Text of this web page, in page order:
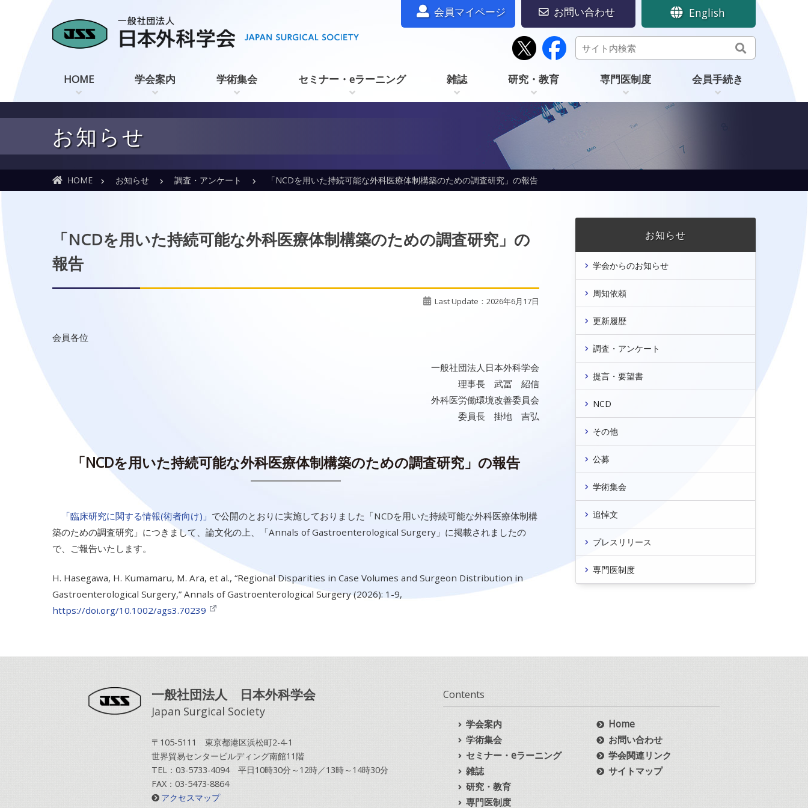
English
お問い合わせ
会員マイページ
HOME 学会案内 学術集会 セミナー・eラーニング 雑誌 研究・教育 専門医制度 会員手続き
お知らせ
HOME お知らせ 調査・アンケート 「NCDを用いた持続可能な外科医療体制構築のための調査研究」の報告
「NCDを用いた持続可能な外科医療体制構築のための調査研究」の
報告
Last Update：2026年6月17日
会員各位
一般社団法人日本外科学会
理事長 武冨 紹信
外科医労働環境改善委員会
委員長 掛地 吉弘
「NCDを用いた持続可能な外科医療体制構築のための調査研究」の報告
「臨床研究に関する情報(術者向け)」 で公開のとおりに実施しておりました「NCDを用いた持続可能な外科医療体制構
築のための調査研究」につきまして、論文化の上、「Annals of Gastroenterological Surgery」に掲載されましたの
で、ご報告いたします。
H. Hasegawa, H. Kumamaru, M. Ara, et al., “Regional Disparities in Case Volumes and Surgeon Distribution in
Gastroenterological Surgery,” Annals of Gastroenterological Surgery (2026): 1-9,
https://doi.org/10.1002/ags3.70239
お知らせ
学会からのお知らせ
周知依頼
更新履歴
調査・アンケート
提言・要望書
NCD
その他
公募
学術集会
追悼文
プレスリリース
専門医制度
一般社団法人 日本外科学会
Japan Surgical Society
〒105-5111 東京都港区浜松町2-4-1
世界貿易センタービルディング南館11階
TEL：03-5733-4094 平日10時30分～12時／13時～14時30分
FAX：03-5473-8864
アクセスマップ
Contents
学会案内
学術集会
セミナー・eラーニング
雑誌
研究・教育
専門医制度
Home
お問い合わせ
学会関連リンク
サイトマップ